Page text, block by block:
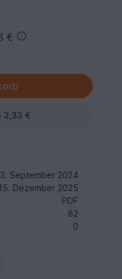
€
3,33 €
September 2024
Dezember 2025
PDF
82
0